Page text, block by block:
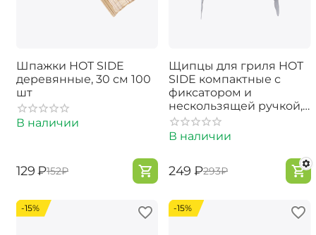
Шпажки HOT SIDE
деревянные, 30 см 100
шт
В наличии
‍129‍ ₽‍152‍₽
Щипцы для гриля HOT
SIDE компактные с
фиксатором и
нескользящей ручкой,
23 см
В наличии
‍249‍ ₽‍293‍₽
-15% -15%